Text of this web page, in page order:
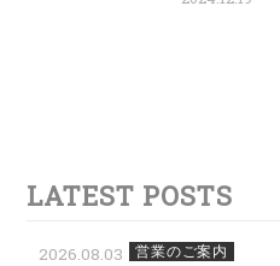
LATEST POSTS
2026.08.03 営業のご案内